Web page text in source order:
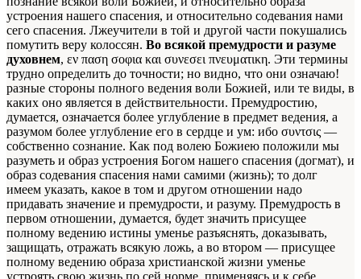
устроения нашего спасения, и относительно содевания нами
сего спасения. Лжеучители в той и другой части покушались
помутить веру колоссян. Во всякой премудрости и разуме
духовнем, εν παση σοφια και συνεσει πνευματικη. Эти термины
трудно определить до точности; но видно, что они означаю!
разные стороны полного ведения воли Божией, или те виды, в
каких оно является в действительности. Премудростию,
думается, означается более углубление в предмет ведения, а
разумом более углубление его в сердце и ум: ибо συντσις —
собственно сознание. Как под волею Божиею положили мы
разуметь и образ устроения Богом нашего спасения (догмат), и
образ содевания спасения нами самими (жизнь); то долг
имеем указать, какое в том и другом отношении надо
придавать значение и премудрости, и разуму. Премудрость в
первом отношении, думается, будет значить присущее
полному ведению истины уменье разъяснять, доказывать,
защищать, отражать всякую ложь, а во втором — присущее
полному ведению образа христианской жизни уменье